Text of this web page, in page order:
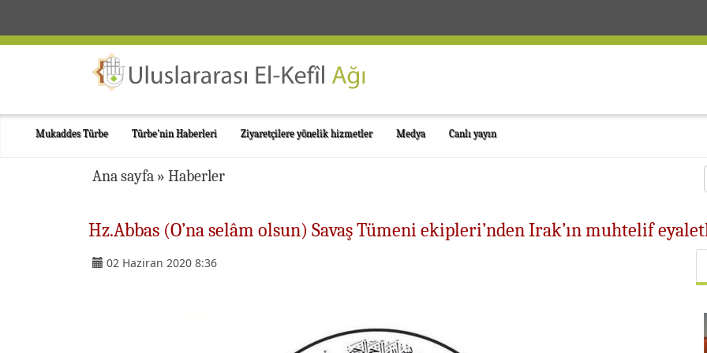
Mukaddes Türbe Türbe'nin Haberleri Ziyaretçilere yönelik hizmetler Medya Canlı yayın
Ana sayfa » Haberler
Hz.Abbas (O’na selâm olsun) Savaş Tümeni ekipleri’nden Irak’ın muhtelif
02 Haziran 2020 8:36